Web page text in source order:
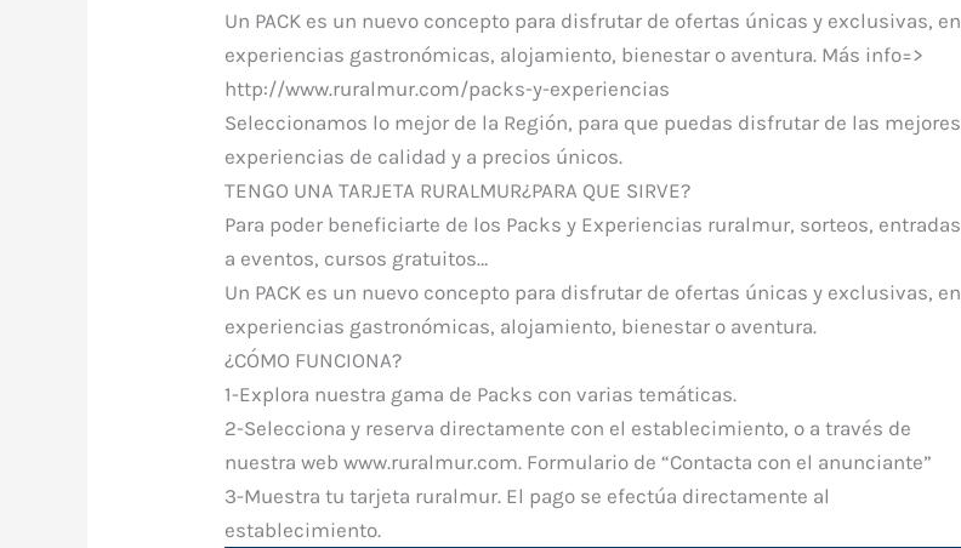
Un PACK es un nuevo concepto para disfrutar de ofertas únicas y exclusivas, en
experiencias gastronómicas, alojamiento, bienestar o aventura. Más info=>
http://www.ruralmur.com/packs-y-experiencias
Seleccionamos lo mejor de la Región, para que puedas disfrutar de las mejores
experiencias de calidad y a precios únicos.
TENGO UNA TARJETA RURALMUR¿PARA QUE SIRVE?
Para poder beneficiarte de los Packs y Experiencias ruralmur, sorteos, entradas
a eventos, cursos gratuitos…
Un PACK es un nuevo concepto para disfrutar de ofertas únicas y exclusivas, en
experiencias gastronómicas, alojamiento, bienestar o aventura.
¿CÓMO FUNCIONA?
1-Explora nuestra gama de Packs con varias temáticas.
2-Selecciona y reserva directamente con el establecimiento, o a través de
nuestra web www.ruralmur.com. Formulario de “Contacta con el anunciante”
3-Muestra tu tarjeta ruralmur. El pago se efectúa directamente al
establecimiento.